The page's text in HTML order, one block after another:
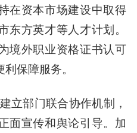
在资本市场建设中取得
东方英才等人才计划。
境外职业资格证书认可
保障服务。
立部门联合协作机制，
面宣传和舆论引导。加